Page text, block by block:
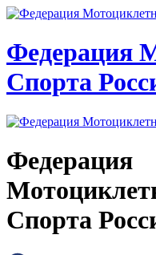
Федерация
Спорта
Федерация
Спорта